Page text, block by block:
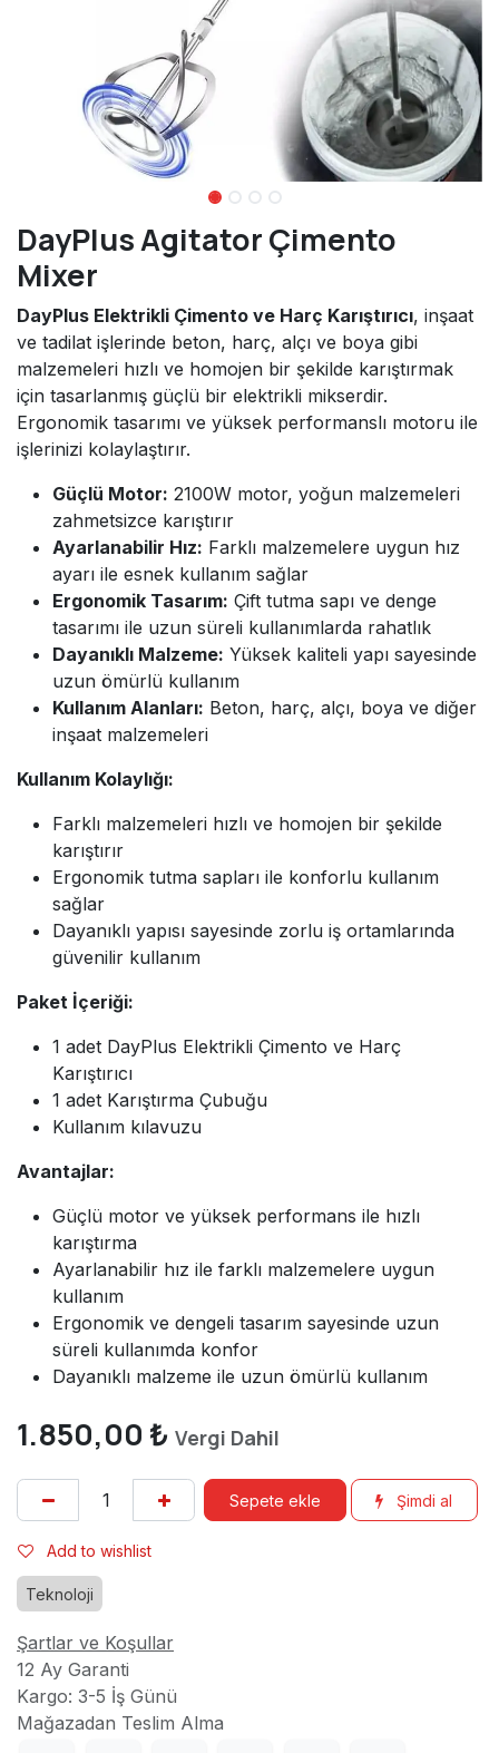
DayPlus Agitator Çimento
Mixer
DayPlus Elektrikli Çimento ve Harç Karıştırıcı, inşaat
ve tadilat işlerinde beton, harç, alçı ve boya gibi
malzemeleri hızlı ve homojen bir şekilde karıştırmak
için tasarlanmış güçlü bir elektrikli mikserdir.
Ergonomik tasarımı ve yüksek performanslı motoru ile
işlerinizi kolaylaştırır.
Güçlü Motor: 2100W motor, yoğun malzemeleri
zahmetsizce karıştırır
Ayarlanabilir Hız: Farklı malzemelere uygun hız
ayarı ile esnek kullanım sağlar
Ergonomik Tasarım: Çift tutma sapı ve denge
tasarımı ile uzun süreli kullanımlarda rahatlık
Dayanıklı Malzeme: Yüksek kaliteli yapı sayesinde
uzun ömürlü kullanım
Kullanım Alanları: Beton, harç, alçı, boya ve diğer
inşaat malzemeleri
Kullanım Kolaylığı:
Farklı malzemeleri hızlı ve homojen bir şekilde
karıştırır
Ergonomik tutma sapları ile konforlu kullanım
sağlar
Dayanıklı yapısı sayesinde zorlu iş ortamlarında
güvenilir kullanım
Paket İçeriği:
1 adet DayPlus Elektrikli Çimento ve Harç
Karıştırıcı
1 adet Karıştırma Çubuğu
Kullanım kılavuzu
Avantajlar:
Güçlü motor ve yüksek performans ile hızlı
karıştırma
Ayarlanabilir hız ile farklı malzemelere uygun
kullanım
Ergonomik ve dengeli tasarım sayesinde uzun
süreli kullanımda konfor
Dayanıklı malzeme ile uzun ömürlü kullanım
1.850,00 ₺ Vergi Dahil
Sepete ekle Şimdi al
Add to wishlist
Teknoloji
Şartlar ve Koşullar
12 Ay Garanti
Kargo: 3-5 İş Günü
Mağazadan Teslim Alma